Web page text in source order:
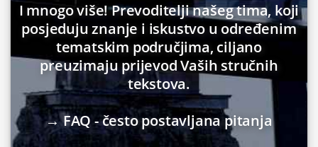
I mnogo više! Prevoditelji našeg tima, koji
posjeduju znanje i iskustvo u određenim
tematskim područjima, ciljano
preuzimaju prijevod Vaših stručnih
tekstova.
→ FAQ - često postavljana pitanja